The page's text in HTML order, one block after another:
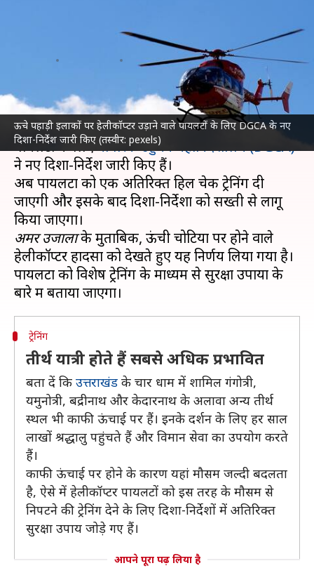
ऊचे पहाड़ी इलाकों पर हेलीकॉप्टर उड़ाने वाले पायलटों के लिए DGCA के नए
दिशा-निर्देश जारी किए (तस्वीर: pexels)
विशेष ट्रेनिंग, नए दिशा-निर्देश जारी
01:29 pm
क्या है खबर?
हिमालय के ऊंचे पहाड़ी इलाकों में हेलीकॉप्टर उड़ाने वाले
पायलटों के लिएनागरिक उड्डयन महानिदेशालय (DGCA)
ने नए दिशा-निर्देश जारी किए हैं।
अब पायलटों को एक अतिरिक्त हिल चेक ट्रेनिंग दी
जाएगी और इसके बाद दिशा-निर्देशों को सख्ती से लागू
अमर उजालाके मुताबिक, ऊंची चोटियों पर होने वाले
हेलीकॉप्टर हादसों को देखते हुए यह निर्णय लिया गया है।
पायलटों को विशेष ट्रेनिंग के माध्यम से सुरक्षा उपायों के
ट्रेनिंग
तीर्थ यात्री होते हैं सबसे अधिक प्रभावित
बता दें कि उत्तराखंड के चार धाम में शामिल गंगोत्री,
यमुनोत्री, बद्रीनाथ और केदारनाथ के अलावा अन्य तीर्थ
स्थल भी काफी ऊंचाई पर हैं। इनके दर्शन के लिए हर साल
लाखों श्रद्धालु पहुंचते हैं और विमान सेवा का उपयोग करते
हैं।
काफी ऊंचाई पर होने के कारण यहां मौसम जल्दी बदलता
है, ऐसे में हेलीकॉप्टर पायलटों को इस तरह के मौसम से
निपटने की ट्रेनिंग देने के लिए दिशा-निर्देशों में अतिरिक्त
सुरक्षा उपाय जोड़े गए हैं।
आपने पूरा पढ़ लिया है